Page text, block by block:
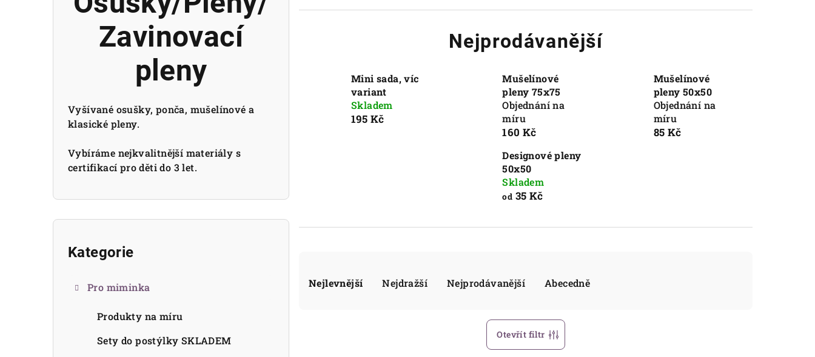
Zavinovací
pleny
Vyšívané osušky, ponča, mušelínové a
klasické pleny.
Vybíráme nejkvalitnější materiály s
certifikací pro děti do 3 let.
P
Přeskočit
kategorie
Kategorie
Pro miminka
Produkty na míru
Sety do postýlky SKLADEM
Nejprodávanější
Mini sada, víc
variant
Skladem
195 Kč
Mušelínové
pleny 75x75
Objednání na
míru
160 Kč
Mušelínové
pleny 50x50
Objednání na
míru
85 Kč
Designové pleny
50x50
Skladem
od 35 Kč
aNejlevnější Nejdražší Nejprodávanější Abecedně
Otevřít filtr